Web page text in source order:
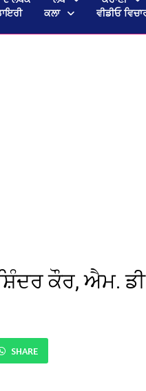
ਕਲਾ ਵੀਡੀਓ
ਕੌਰ, ਐਮ.
SHARE